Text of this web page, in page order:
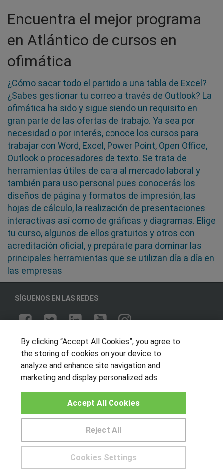
Encuentra el mejor programa
en Atlántico de cursos en
ofimática
¿Cómo sacar todo el partido a una tabla de Excel?
¿Sabes gestionar tu correo a través de Outlook? La
ofimática ha sido y sigue siendo un requisito en
gran parte de las ofertas de trabajo. Ya sea por
necesidad o por interés, conoce los cursos para
trabajar con Word, Excel, Power Point, Open Office,
Outlook o procesadores de texto. Se trata de
herramientas útiles de cara al mercado laboral y
también para uso personal pues conocerás los
diseños de página y formatos de impresión, las
hojas de cálculo, la realización de presentaciones
interactivas así como de gráficas y diagramas. Elige
tu curso, algunos de ellos gratuitos y otros con
acreditación oficial, y prepárate para dominar las
principales herramientas que se utilizan día a día en
las empresas
SÍGUENOS EN LAS REDES
OTROS GRUPOS DE INTERES
Muro de los idiomas
Hablemos de empleo
Locos por las becas
CENTROS DE FORMACIÓN
By clicking “Accept All Cookies”, you agree to
the storing of cookies on your device to
analyze and enhance site navigation and
marketing and display personalized ads
Cookies Settings
Reject All
Accept All Cookies